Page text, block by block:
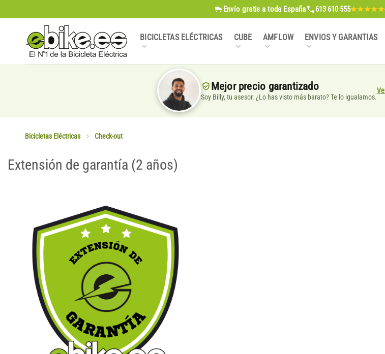
al
contenido
Envío gratis a toda España 613 610 555★★★★★
BICICLETAS ELÉCTRICAS CUBE AMFLOW ENVIOS Y GARANTIAS
Mejor precio garantizado
Soy Billy, tu asesor. ¿Lo has visto más barato? Te lo igualamos.
Bicicletas Eléctricas > Check-out
Extensión de garantía (2 años)